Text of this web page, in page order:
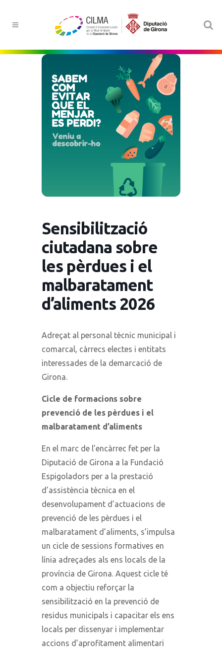
Sensibilització
ciutadana sobre
les pèrdues i el
malbaratament
d’aliments 2026
Adreçat al personal tècnic municipal i
comarcal, càrrecs electes i entitats
interessades de la demarcació de
Girona.
Cicle de formacions sobre
prevenció de les pèrdues i el
malbaratament d’aliments
En el marc de l’encàrrec fet per la
Diputació de Girona a la Fundació
Espigoladors per a la prestació
d’assistència tècnica en el
desenvolupament d’actuacions de
prevenció de les pèrdues i el
malbaratament d’aliments, s’impulsa
un cicle de sessions formatives en
línia adreçades als ens locals de la
província de Girona. Aquest cicle té
com a objectiu reforçar la
sensibilització en la prevenció de
residus municipals i capacitar els ens
locals per dissenyar i implementar
accions d’aprofitament alimentari